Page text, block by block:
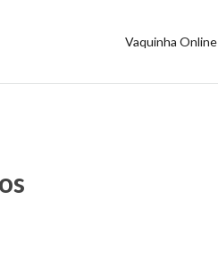
Vaquinha Online